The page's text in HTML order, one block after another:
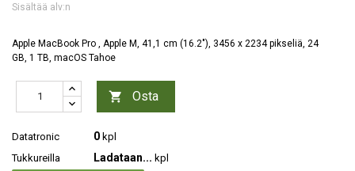
Sisältää alv:n
Apple MacBook Pro , Apple M, 41,1 cm (16.2"), 3456 x 2234 pikseliä, 24
GB, 1 TB, macOS Tahoe
 Osta
Datatronic 0 kpl
Tukkureilla
Ladataan... kpl